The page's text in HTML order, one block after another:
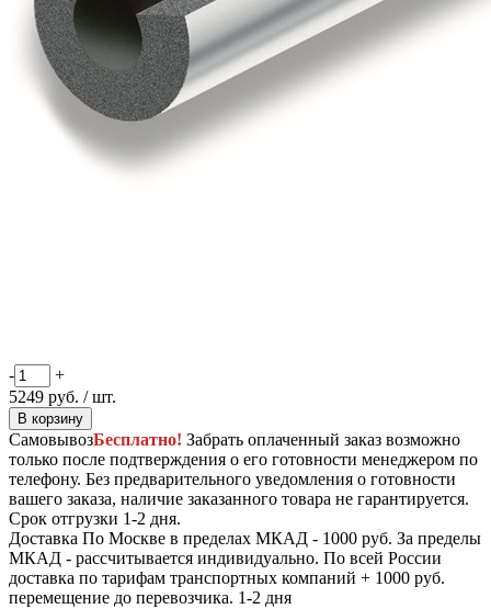
-
+
5249 руб. / шт.
В корзину
СамовывозБесплатно! Забрать оплаченный заказ возможно
только после подтверждения о его готовности менеджером по
телефону. Без предварительного уведомления о готовности
вашего заказа, наличие заказанного товара не гарантируется.
Срок отгрузки 1-2 дня.
Доставка По Москве в пределах МКАД - 1000 руб. За пределы
МКАД - рассчитывается индивидуально. По всей России
доставка по тарифам транспортных компаний + 1000 руб.
перемещение до перевозчика. 1-2 дня